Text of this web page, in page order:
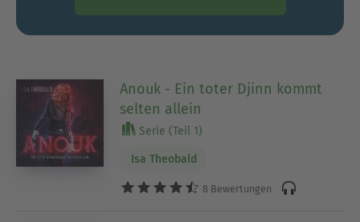
Anouk - Ein toter Djinn kommt
selten allein
Serie (Teil 1)
Isa Theobald
8 Bewertungen